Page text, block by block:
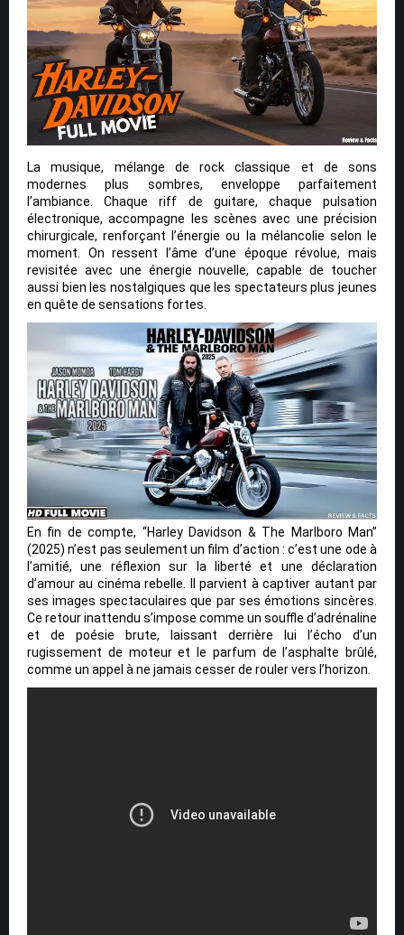
La musique, mélange de rock classique et de sons
modernes plus sombres, enveloppe parfaitement
l’ambiance. Chaque riff de guitare, chaque pulsation
électronique, accompagne les scènes avec une précision
chirurgicale, renforçant l’énergie ou la mélancolie selon le
moment. On ressent l’âme d’une époque révolue, mais
revisitée avec une énergie nouvelle, capable de toucher
aussi bien les nostalgiques que les spectateurs plus jeunes
en quête de sensations fortes.
En fin de compte, “Harley Davidson & The Marlboro Man”
(2025) n’est pas seulement un film d’action : c’est une ode à
l’amitié, une réflexion sur la liberté et une déclaration
d’amour au cinéma rebelle. Il parvient à captiver autant par
ses images spectaculaires que par ses émotions sincères.
Ce retour inattendu s’impose comme un souffle d’adrénaline
et de poésie brute, laissant derrière lui l’écho d’un
rugissement de moteur et le parfum de l’asphalte brûlé,
comme un appel à ne jamais cesser de rouler vers l’horizon.